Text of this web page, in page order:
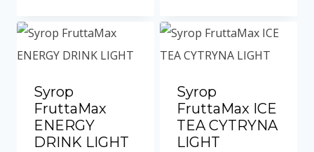
Syrop
FruttaMax
ENERGY
DRINK LIGHT
Syrop
FruttaMax ICE
TEA CYTRYNA
LIGHT